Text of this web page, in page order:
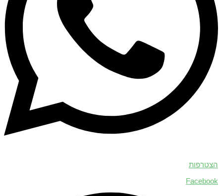
הצטרפות
Facebook